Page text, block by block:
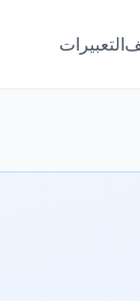
التعبيرات